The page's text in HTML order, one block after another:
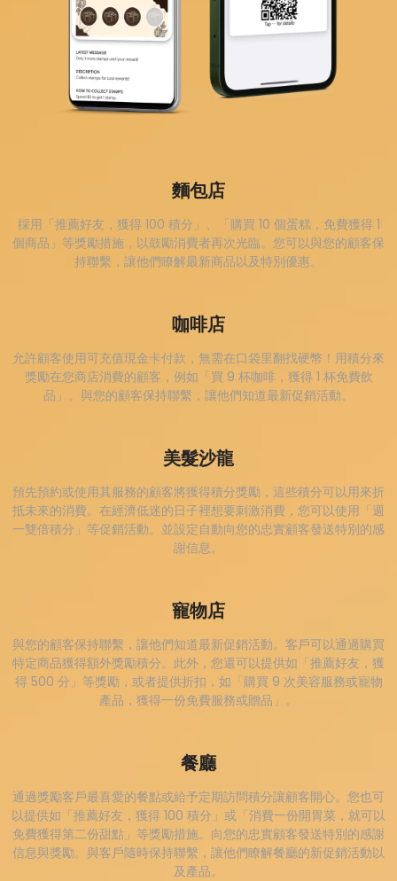
麵包店
採用「推薦好友，獲得 100 積分」、「購買 10 個蛋糕，免費獲得 1
個商品」等獎勵措施，以鼓勵消費者再次光臨。您可以與您的顧客保
持聯繫，讓他們瞭解最新商品以及特別優惠。
咖啡店
允許顧客使用可充值現金卡付款，無需在口袋里翻找硬幣！用積分來
獎勵在您商店消費的顧客，例如「買 9 杯咖啡，獲得 1 杯免費飲
品」。與您的顧客保持聯繫，讓他們知道最新促銷活動。
美髮沙龍
預先預約或使用其服務的顧客將獲得積分獎勵，這些積分可以用來折
抵未來的消費。在經濟低迷的日子裡想要刺激消費，您可以使用「週
一雙倍積分」等促銷活動。並設定自動向您的忠實顧客發送特別的感
謝信息。
寵物店
與您的顧客保持聯繫，讓他們知道最新促銷活動。客戶可以通過購買
特定商品獲得額外獎勵積分。此外，您還可以提供如「推薦好友，獲
得 500 分」等獎勵，或者提供折扣，如「購買 9 次美容服務或寵物
產品，獲得一份免費服務或贈品」。
餐廳
通過獎勵客戶最喜愛的餐點或給予定期訪問積分讓顧客開心。您也可
以提供如「推薦好友，獲得 100 積分」或「消費一份開胃菜，就可以
免費獲得第二份甜點」等獎勵措施。向您的忠實顧客發送特別的感謝
信息與獎勵。與客戶隨時保持聯繫，讓他們瞭解餐廳的新促銷活動以
及產品。